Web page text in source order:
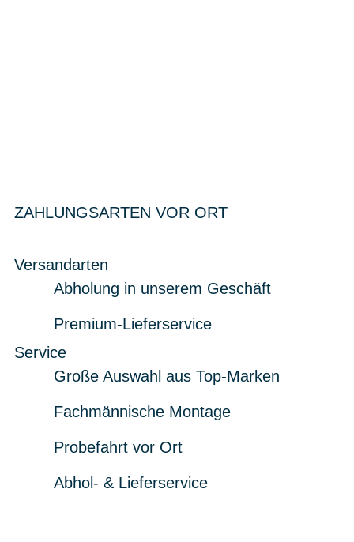
ZAHLUNGSARTEN VOR ORT
Versandarten
Abholung in unserem Geschäft
Premium-Lieferservice
Service
Große Auswahl aus Top-Marken
Fachmännische Montage
Probefahrt vor Ort
Abhol- & Lieferservice